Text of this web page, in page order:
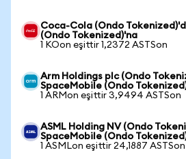
Coca-Cola (Ondo
(Ondo Tokenized)'na
1 KOon eşittir 1,2372 ASTSon
Arm Holdings plc (Ondo
SpaceMobile (Ondo
1 ARMon eşittir 3,9494 ASTSon
ASML Holding NV (Ondo
SpaceMobile (Ondo
1 ASMLon eşittir 24,1887 ASTSon